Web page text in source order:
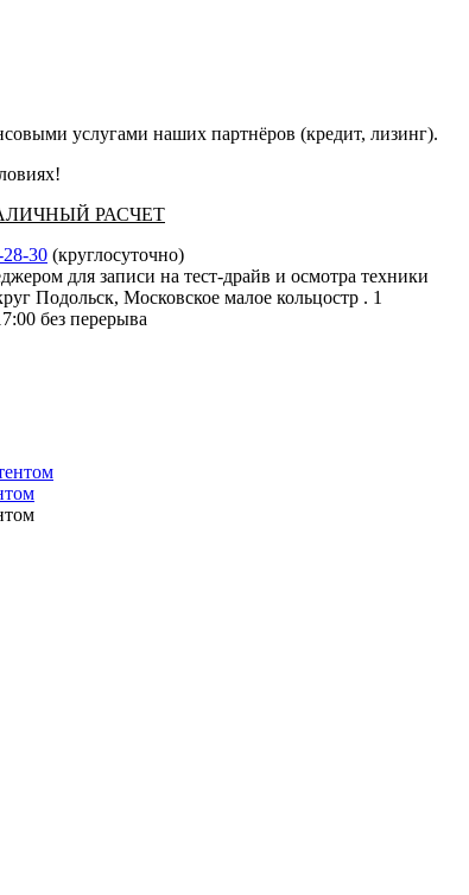
услугами наших партнёров (кредит, лизинг).
РАСЧЕТ
30 (круглосуточно)
для записи на тест-драйв и осмотра техники
Подольск, Московское малое кольцостр . 1
без перерыва